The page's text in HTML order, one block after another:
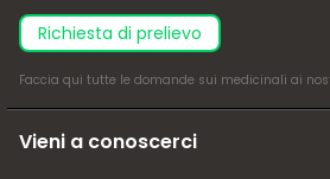
richiesta di prelievo
Faccia qui tutte le domande sui medicinali ai
Vieni a conoscerci